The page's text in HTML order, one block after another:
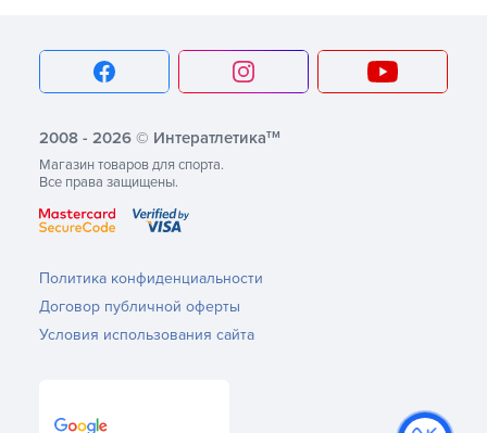
2008 - 2026 © Интератлетикатм
Магазин товаров для спорта.
Все права защищены.
Политика конфиденциальности
Договор публичной оферты
Условия использования сайта